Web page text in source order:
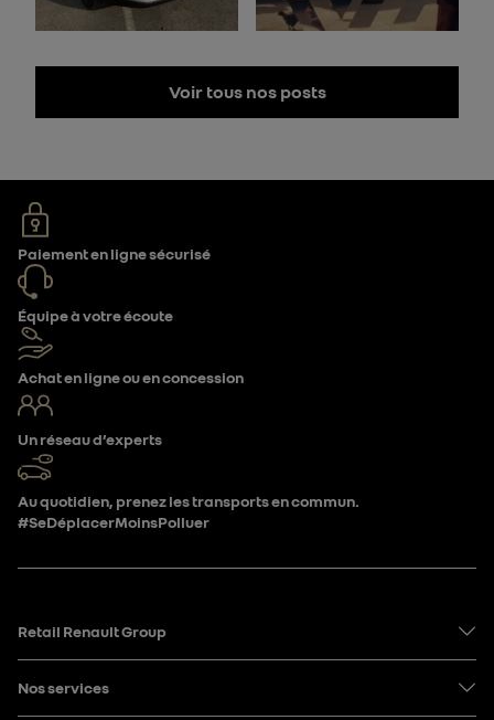
Voir tous nos posts
Paiement en ligne sécurisé
Équipe à votre écoute
Achat en ligne ou en concession
Un réseau d’experts
Au quotidien, prenez les transports en commun.
#SeDéplacerMoinsPolluer
Retail Renault Group
Nos services